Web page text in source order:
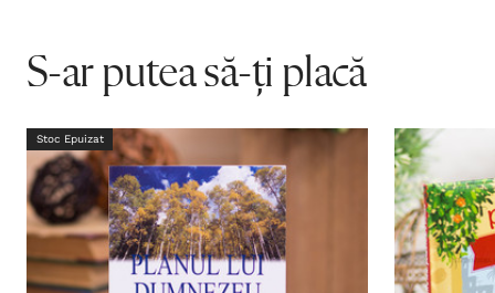
S-ar putea să-ți placă
Stoc Epuizat